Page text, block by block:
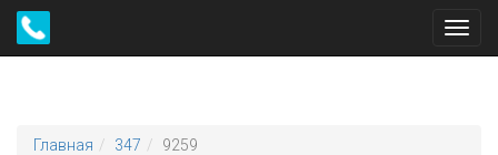
Главная 347 9259